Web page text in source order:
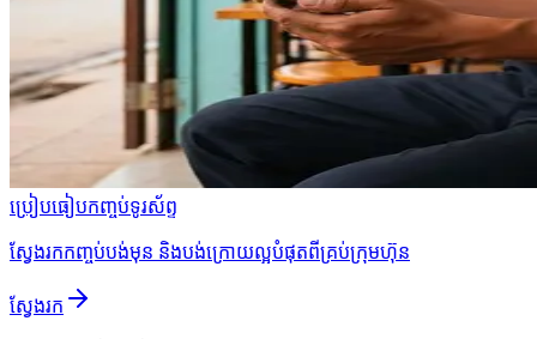
ប្រៀបធៀបកញ្ចប់ទូរស័ព្ទ
ស្វែងរកកញ្ចប់បង់មុន និងបង់ក្រោយល្អបំផុតពីគ្រប់ក្រុមហ៊ុន
ស្វែងរក